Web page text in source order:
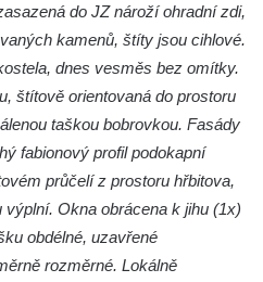
v
Přimda
nad Labem
v Rychnově u
do JZ nároží ohradní zdi,
kamenů, štíty jsou cihlové.
dnes vesměs bez omítky.
štítově orientovaná do prostoru
taškou bobrovkou. Fasády
fabionový profil podokapní
průčelí z prostoru hřbitova,
Okna obrácena k jihu (1x)
obdélné, uzavřené
rozměrné. Lokálně